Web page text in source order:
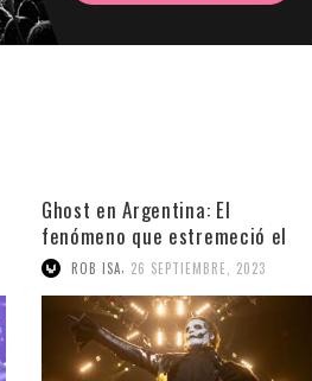
Ghost en Argentina: El
fenómeno que estremeció el
Movistar Arena
ROB ISA, 26 SEPTIEMBRE, 2023